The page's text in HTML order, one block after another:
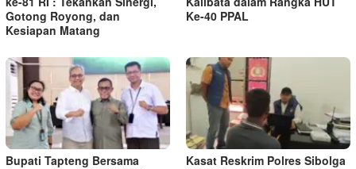
Gotong Royong, dan
Kesiapan Matang
Ke-40 PPAL
Bupati Tapteng Bersama
Kasat Reskrim Polres Sibolga